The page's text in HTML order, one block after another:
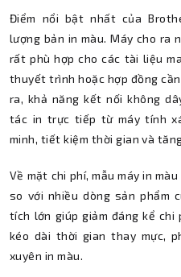
Điểm nổi bật nhất của
lượng bản in màu. Máy cho ra
rất phù hợp cho các tài liệu
thuyết trình hoặc hợp đồng
ra, khả năng kết nối không
tác in trực tiếp từ máy tính
minh, tiết kiệm thời gian và
Về mặt chi phí, mẫu máy in
so với nhiều dòng sản phẩm
tích lớn giúp giảm đáng kể
kéo dài thời gian thay mực,
xuyên in màu.